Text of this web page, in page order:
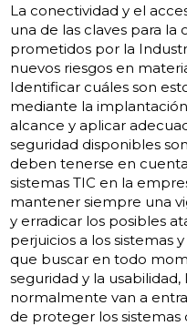
La conectividad y el
una de las claves para
prometidos por la
nuevos riesgos en
Identificar cuáles son
mediante la
alcance y aplicar
seguridad disponibles
deben tenerse en
sistemas TIC en la
mantener siempre una
y erradicar los posibles
perjuicios a los sistemas
que buscar en todo
seguridad y la
normalmente van a
de proteger los sistemas